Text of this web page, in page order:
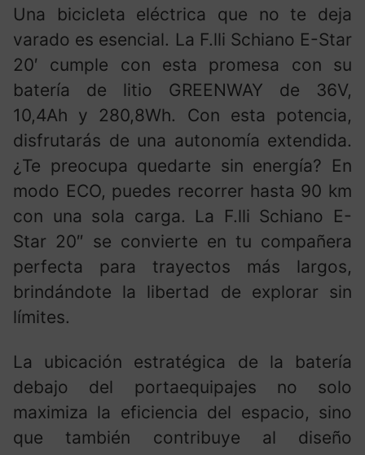
Una bicicleta eléctrica que no te deja
varado es esencial. La F.lli Schiano E-Star
20′ cumple con esta promesa con su
batería de litio GREENWAY de 36V,
10,4Ah y 280,8Wh. Con esta potencia,
disfrutarás de una autonomía extendida.
¿Te preocupa quedarte sin energía? En
modo ECO, puedes recorrer hasta 90 km
con una sola carga. La F.lli Schiano E-
Star 20″ se convierte en tu compañera
perfecta para trayectos más largos,
brindándote la libertad de explorar sin
límites.
La ubicación estratégica de la batería
debajo del portaequipajes no solo
maximiza la eficiencia del espacio, sino
que también contribuye al diseño